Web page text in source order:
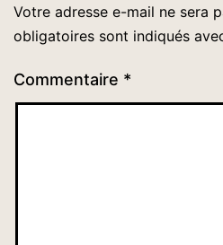
Votre adresse e-mail ne sera
obligatoires sont indiqués
Commentaire *